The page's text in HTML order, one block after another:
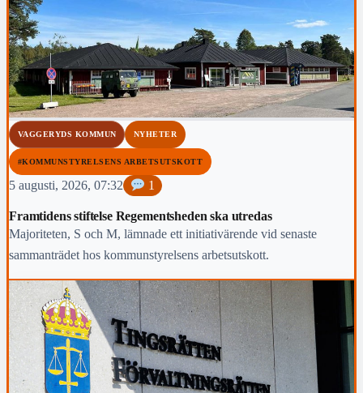
VAGGERYDS KOMMUN NYHETER
#KOMMUNSTYRELSENS ARBETSUTSKOTT
5 augusti, 2026, 07:32 1
Framtidens stiftelse Regementsheden ska utredas
Majoriteten, S och M, lämnade ett initiativärende vid senaste
sammanträdet hos kommunstyrelsens arbetsutskott.